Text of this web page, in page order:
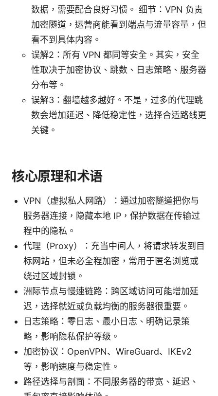
数据，需要配合良好习惯。 细节：VPN 负责
加密隧道，运营商能看到端点与流量容量，但
看不到具体内容。
误解2：所有 VPN 都同等安全。其实，安全
性取决于加密协议、跳数、日志策略、服务器
分布等。
误解3：翻墙越多越好。不是，过多的代理跳
数会增加延迟、降低稳定性，选择合适路线更
关键。
核心原理和术语
VPN（虚拟私人网路）：通过加密隧道把你与
服务器连接，隐藏本地 IP，保护数据在传输过
程中的隐私。
代理（Proxy）：充当中间人，将请求转发到目
标网站，但未必全程加密，常用于匿名浏览或
绕过区域封锁。
洲际节点与慢速链路：跨区域访问可能增加延
迟，选择就近或负载均衡的服务器很重要。
日志策略：零日志、最小日志、明确记录策
略，影响隐私保护等级。
加密协议：OpenVPN、WireGuard、IKEv2
等，影响速度与稳定性。
路径选择与剖面：不同服务器的带宽、延迟、